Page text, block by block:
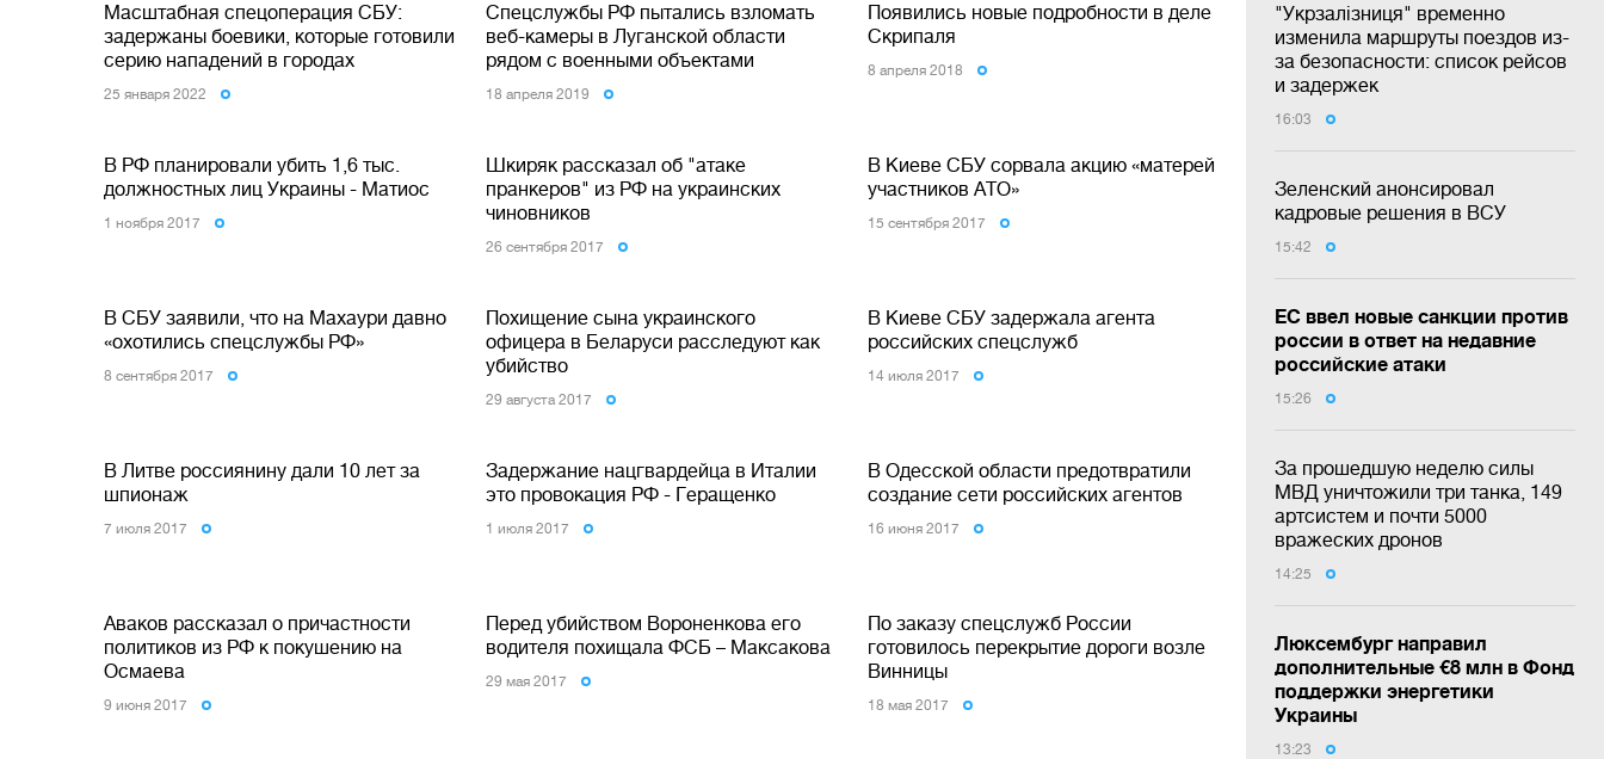
"Укрзалізниця" временно
изменила маршруты поездов из-
за безопасности: список рейсов
и задержек
16:03
Зеленский анонсировал
кадровые решения в ВСУ
15:42
ЕС ввел новые санкции против
россии в ответ на недавние
российские атаки
15:26
За прошедшую неделю силы
МВД уничтожили три танка, 149
артсистем и почти 5000
вражеских дронов
14:25
Люксембург направил
дополнительные €8 млн в Фонд
поддержки энергетики
Украины
13:23
Масштабная спецоперация СБУ:
задержаны боевики, которые готовили
серию нападений в городах
25 января 2022
Спецслужбы РФ пытались взломать
веб-камеры в Луганской области
рядом с военными объектами
18 апреля 2019
Появились новые подробности в деле
Скрипаля
8 апреля 2018
В РФ планировали убить 1,6 тыс.
должностных лиц Украины - Матиос
1 ноября 2017
Шкиряк рассказал об "атаке
пранкеров" из РФ на украинских
чиновников
26 сентября 2017
В Киеве СБУ сорвала акцию «матерей
участников АТО»
15 сентября 2017
В СБУ заявили, что на Махаури давно
«охотились спецслужбы РФ»
8 сентября 2017
Похищение сына украинского
офицера в Беларуси расследуют как
убийство
29 августа 2017
В Киеве СБУ задержала агента
российских спецслужб
14 июля 2017
В Литве россиянину дали 10 лет за
шпионаж
7 июля 2017
Задержание нацгвардейца в Италии
это провокация РФ - Геращенко
1 июля 2017
В Одесской области предотвратили
создание сети российских агентов
16 июня 2017
Аваков рассказал о причастности
политиков из РФ к покушению на
Осмаева
9 июня 2017
Перед убийством Вороненкова его
водителя похищала ФСБ – Максакова
29 мая 2017
По заказу спецслужб России
готовилось перекрытие дороги возле
Винницы
18 мая 2017